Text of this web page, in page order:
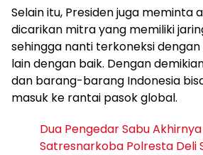
Selain itu, Presiden juga meminta
dicarikan mitra yang memiliki
sehingga nanti terkoneksi
lain dengan baik. Dengan
dan barang-barang Indonesia
masuk ke rantai pasok global.
Dua Pengedar Sabu
Satresnarkoba Polresta Deli